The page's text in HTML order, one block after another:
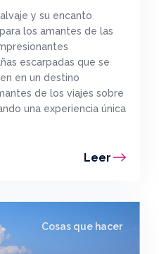
y su encanto
los amantes de las
escarpadas que se
en un destino
de los viajes sobre
una experiencia única
Leer
Cosas que hacer